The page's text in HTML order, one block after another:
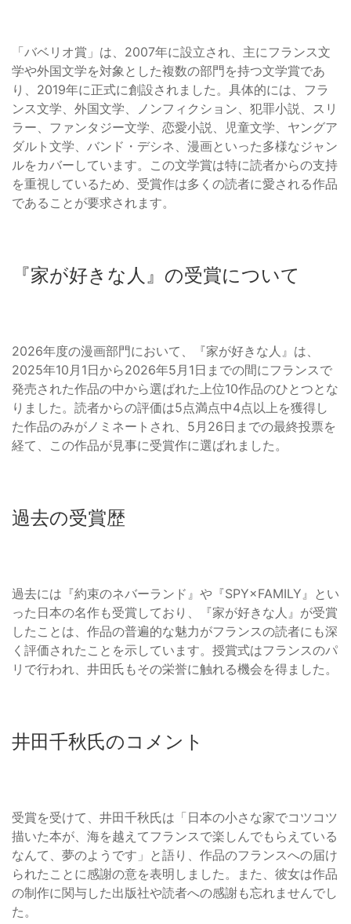
「バベリオ賞」は、2007年に設立され、主にフランス文
学や外国文学を対象とした複数の部門を持つ文学賞であ
り、2019年に正式に創設されました。具体的には、フラ
ンス文学、外国文学、ノンフィクション、犯罪小説、スリ
ラー、ファンタジー文学、恋愛小説、児童文学、ヤングア
ダルト文学、バンド・デシネ、漫画といった多様なジャン
ルをカバーしています。この文学賞は特に読者からの支持
を重視しているため、受賞作は多くの読者に愛される作品
であることが要求されます。
『家が好きな人』の受賞について
2026年度の漫画部門において、『家が好きな人』は、
2025年10月1日から2026年5月1日までの間にフランスで
発売された作品の中から選ばれた上位10作品のひとつとな
りました。読者からの評価は5点満点中4点以上を獲得し
た作品のみがノミネートされ、5月26日までの最終投票を
経て、この作品が見事に受賞作に選ばれました。
過去の受賞歴
過去には『約束のネバーランド』や『SPY×FAMILY』とい
った日本の名作も受賞しており、『家が好きな人』が受賞
したことは、作品の普遍的な魅力がフランスの読者にも深
く評価されたことを示しています。授賞式はフランスのパ
リで行われ、井田氏もその栄誉に触れる機会を得ました。
井田千秋氏のコメント
受賞を受けて、井田千秋氏は「日本の小さな家でコツコツ
描いた本が、海を越えてフランスで楽しんでもらえている
なんて、夢のようです」と語り、作品のフランスへの届け
られたことに感謝の意を表明しました。また、彼女は作品
の制作に関与した出版社や読者への感謝も忘れませんでし
た。